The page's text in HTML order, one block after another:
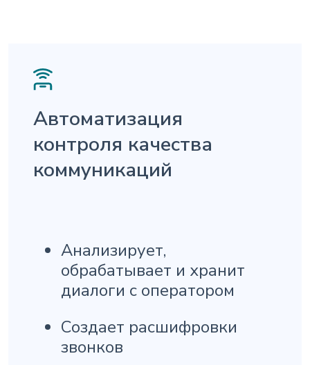
Автоматизация
контроля качества
коммуникаций
Анализирует,
обрабатывает и хранит
диалоги с оператором
Создает расшифровки
звонков